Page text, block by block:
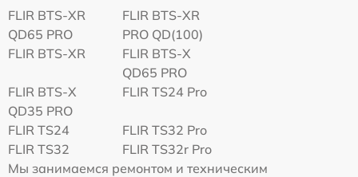
FLIR BTS-XR
QD65 PRO
FLIR BTS-XR
PRO QD(100)
FLIR BTS-XR
FLIR BTS-X
QD65 PRO
FLIR BTS-X
QD35 PRO
FLIR TS24 Pro
FLIR TS24
FLIR TS32 Pro
FLIR TS32
FLIR TS32r Pro
Мы занимаемся ремонтом и техническим